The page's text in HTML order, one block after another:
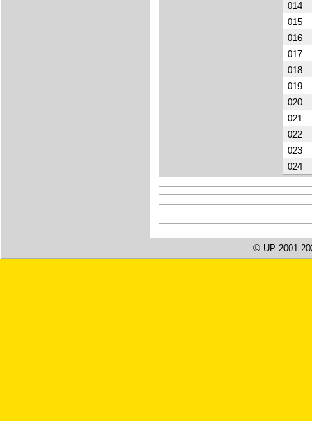
014
015
016
017
018
019
020
021
022
023
024
© UP 2001-